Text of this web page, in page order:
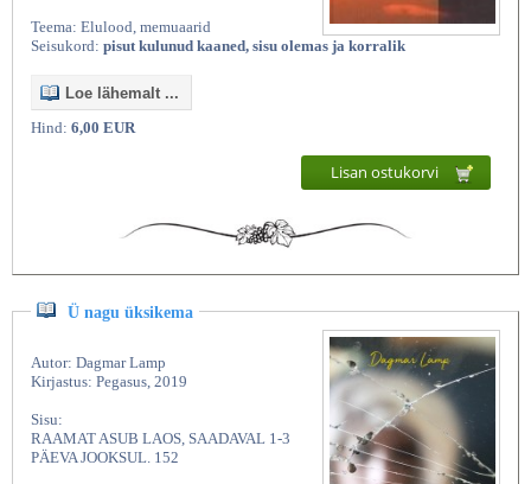
Teema: Elulood, memuaarid
Seisukord: pisut kulunud kaaned, sisu olemas ja korralik
Loe lähemalt ...
Hind: 6,00 EUR
Lisan ostukorvi
Ü nagu üksikema
Autor: Dagmar Lamp
Kirjastus: Pegasus, 2019
Sisu:
RAAMAT ASUB LAOS, SAADAVAL 1-3
PÄEVA JOOKSUL. 152